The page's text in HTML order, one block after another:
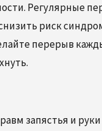
Регулярные
риск
перерыв
запястья и